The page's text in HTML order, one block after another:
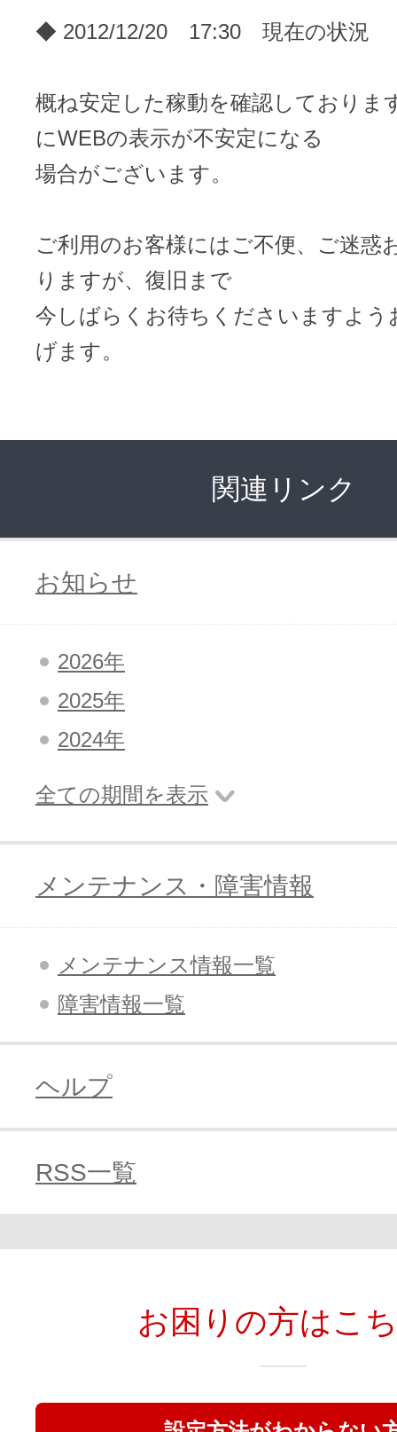
全Officeアプリが月額で使える
アフィリエイト（成果報酬型
◆ 2012/12/20 17:30 現在の状況
概ね安定した稼動を確認しておりま
にWEBの表示が不安定になる
場合がございます。
ご利用のお客様にはご不便、ご迷惑
りますが、復旧まで
今しばらくお待ちくださいますよう
げます。
関連リンク
お知らせ
2026年
2025年
2024年
全ての期間を表示
メンテナンス・障害情報
メンテナンス情報一覧
障害情報一覧
ヘルプ
RSS一覧
お困りの方はこ